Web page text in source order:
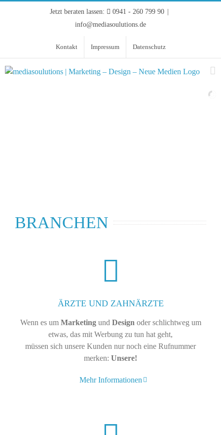
Jetzt beraten lassen: 0941 - 260 799 90
info@mediasoulutions.de
Kontakt Impressum Datenschutz
BRANCHEN
ÄRZTE UND ZAHNÄRZTE
Wenn es um Marketingund Design oder schlichtweg um
etwas, das mit Werbung zu tun hat geht,
müssen sich unsere Kunden nur noch eine Rufnummer
merken: Unsere!
Mehr Informationen